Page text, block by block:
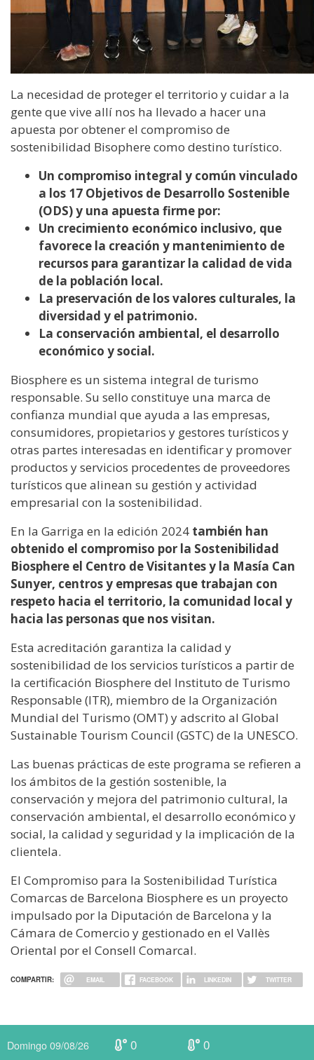
La necesidad de proteger el territorio y cuidar a la
gente que vive allí nos ha llevado a hacer una
apuesta por obtener el compromiso de
sostenibilidad Bisophere como destino turístico.
Un compromiso integral y común vinculado
a los 17 Objetivos de Desarrollo Sostenible
(ODS) y una apuesta firme por:
Un crecimiento económico inclusivo, que
favorece la creación y mantenimiento de
recursos para garantizar la calidad de vida
de la población local.
La preservación de los valores culturales, la
diversidad y el patrimonio.
La conservación ambiental, el desarrollo
económico y social.
Biosphere es un sistema integral de turismo
responsable. Su sello constituye una marca de
confianza mundial que ayuda a las empresas,
consumidores, propietarios y gestores turísticos y
otras partes interesadas en identificar y promover
productos y servicios procedentes de proveedores
turísticos que alinean su gestión y actividad
empresarial con la sostenibilidad.
En la Garriga en la edición 2024 también han
obtenido el compromiso por la Sostenibilidad
Biosphere el Centro de Visitantes y la Masía Can
Sunyer, centros y empresas que trabajan con
respeto hacia el territorio, la comunidad local y
hacia las personas que nos visitan.
Esta acreditación garantiza la calidad y
sostenibilidad de los servicios turísticos a partir de
la certificación Biosphere del Instituto de Turismo
Responsable (ITR), miembro de la Organización
Mundial del Turismo (OMT) y adscrito al Global
Sustainable Tourism Council (GSTC) de la UNESCO.
Las buenas prácticas de este programa se refieren a
los ámbitos de la gestión sostenible, la
conservación y mejora del patrimonio cultural, la
conservación ambiental, el desarrollo económico y
social, la calidad y seguridad y la implicación de la
clientela.
El Compromiso para la Sostenibilidad Turística
Comarcas de Barcelona Biosphere es un proyecto
impulsado por la Diputación de Barcelona y la
Cámara de Comercio y gestionado en el Vallès
Oriental por el Consell Comarcal.
COMPARTIR: EMAIL FACEBOOK LINKEDIN TWITTER
Domingo 09/08/26 0 0